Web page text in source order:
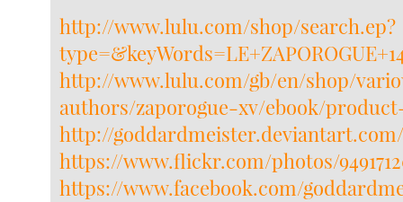
http://www.lulu.com/shop/search.ep?
http://www.lulu.com/gb/en/shop/
authors/zaporogue-xv/ebook/product-
http://
https://www.flickr.com/photos/
https://www.facebook.com/